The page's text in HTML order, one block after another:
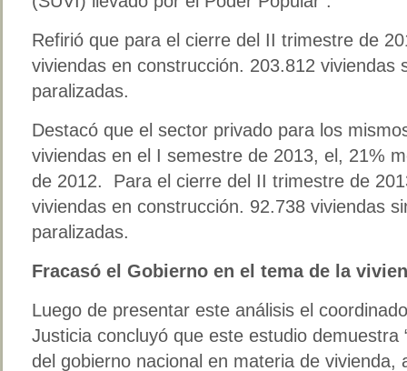
Refirió que para el cierre del II trimestre de
viviendas en construcción. 203.812 viviendas
paralizadas.
Destacó que el sector privado para los
viviendas en el I semestre de 2013, el, 21%
de 2012. Para el cierre del II trimestre de
viviendas en construcción. 92.738 viviendas
paralizadas.
Fracasó el Gobierno en el tema de la
Luego de presentar este análisis el
Justicia concluyó que este estudio demuestra
del gobierno nacional en materia de vivienda,